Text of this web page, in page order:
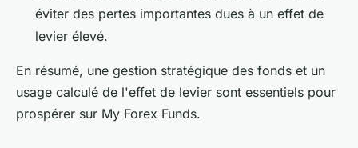
éviter des pertes importantes dues à un effet de
levier élevé.
En résumé, une gestion stratégique des fonds et un
usage calculé de l'effet de levier sont essentiels pour
prospérer sur My Forex Funds.